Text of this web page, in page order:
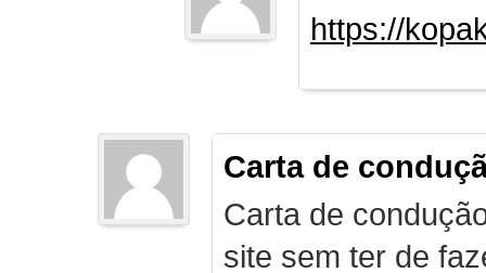
https://
Carta de
Carta de
site sem ter de